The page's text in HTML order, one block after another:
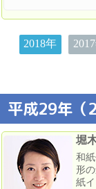
2018年
平成29年（
堀
和
形
紙